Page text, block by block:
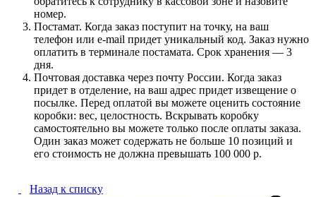
номер.
Постамат. Когда заказ поступит на точку, на ваш
телефон или e-mail придет уникальный код. Заказ нужно
оплатить в терминале постамата. Срок хранения — 3
дня.
Почтовая доставка через почту России. Когда заказ
придет в отделение, на ваш адрес придет извещение о
посылке. Перед оплатой вы можете оценить состояние
коробки: вес, целостность. Вскрывать коробку
самостоятельно вы можете только после оплаты заказа.
Один заказ может содержать не больше 10 позиций и
его стоимость не должна превышать 100 000 р.
Назад к списку